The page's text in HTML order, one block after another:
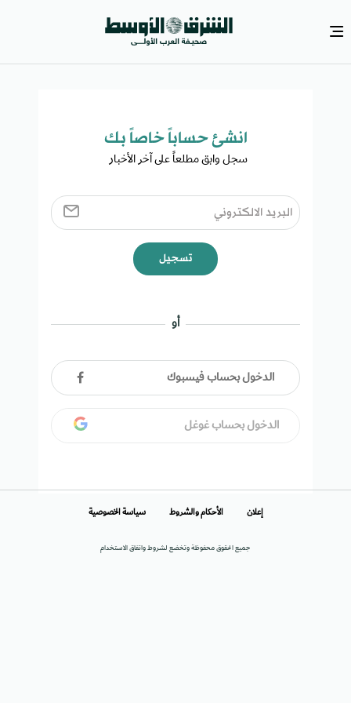
انشئ حساباً خاصاً بك​
سجل وابق مطلعاً على آخر الأخبار ​
تسجيل
أو
الدخول بحساب فيسبوك
الدخول بحساب غوغل
جميع الحقوق محفوظة وتخضع لشروط واتفاق الاستخدام
إعلان الأحكام والشروط سياسة الخصوصية